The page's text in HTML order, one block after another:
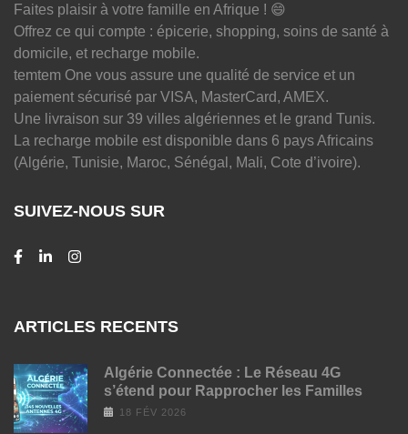
Faites plaisir à votre famille en Afrique ! 😄
Offrez ce qui compte : épicerie, shopping, soins de santé à
domicile, et recharge mobile.
temtem One vous assure une qualité de service et un
paiement sécurisé par VISA, MasterCard, AMEX.
Une livraison sur 39 villes algériennes et le grand Tunis.
La recharge mobile est disponible dans 6 pays Africains
(Algérie, Tunisie, Maroc, Sénégal, Mali, Cote d’ivoire).
SUIVEZ-NOUS SUR
ARTICLES RECENTS
Algérie Connectée : Le Réseau 4G
s’étend pour Rapprocher les Familles
18 FÉV 2026